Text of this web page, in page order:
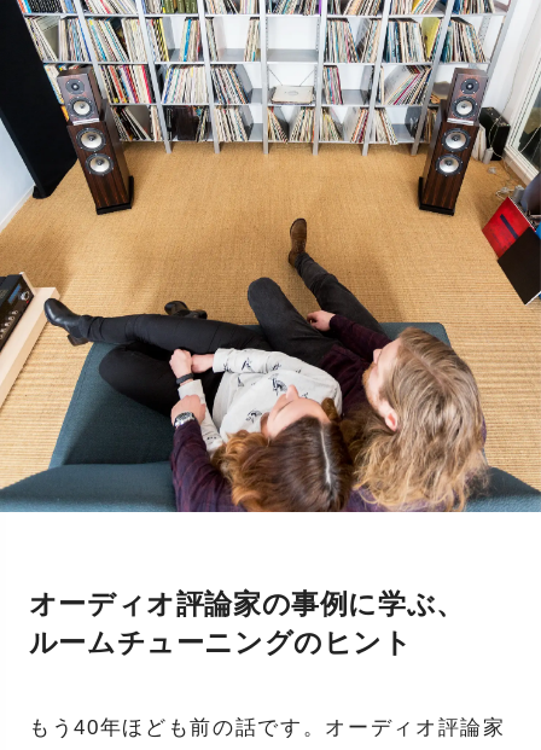
オーディオ評論家の事例に学ぶ、
ルームチューニングのヒント
もう40年ほども前の話です。オーディオ評論家